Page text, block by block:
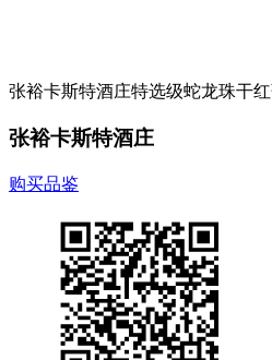
张裕卡斯特酒庄特选级蛇龙珠干
张裕卡斯特酒庄
购买品鉴